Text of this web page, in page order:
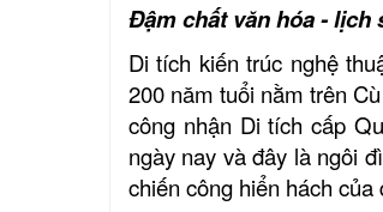
Đậm chất văn hóa-lịch
Di tích kiến trúc nghệ
200 năm tuổi nằm trên
công nhận Di tích cấp
ngày nay và đây là ngôi
chiến công hiển hách